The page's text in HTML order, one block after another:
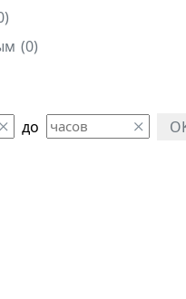
(1)
)
(0)
до